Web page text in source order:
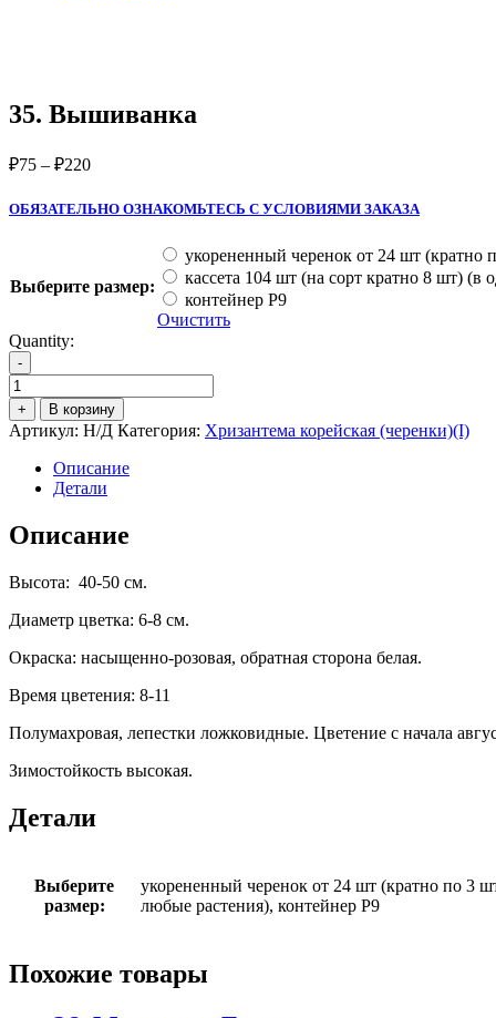
35. Вышиванка
₽75 – ₽220
ОБЯЗАТЕЛЬНО ОЗНАКОМЬТЕСЬ С УСЛОВИЯМИ ЗАКАЗА
Выберите размер:
укорененный черенок от 24 шт (кратно
кассета 104 шт (на сорт кратно 8 шт) (в
контейнер Р9
Очистить
Quantity:
-
Количество
товара
35.
Вышиванка
+ В корзину
Артикул: Н/Д Категория: Хризантема корейская (черенки)(I)
Описание
Детали
Описание
Высота: 40-50 см.
Диаметр цветка: 6-8 см.
Окраска: насыщенно-розовая, обратная сторона белая.
Время цветения: 8-11
Полумахровая, лепестки ложковидные. Цветение с начала
Зимостойкость высокая.
Детали
Выберите
размер:
укорененный черенок от 24 шт (кратно по 3
любые растения), контейнер Р9
Похожие товары